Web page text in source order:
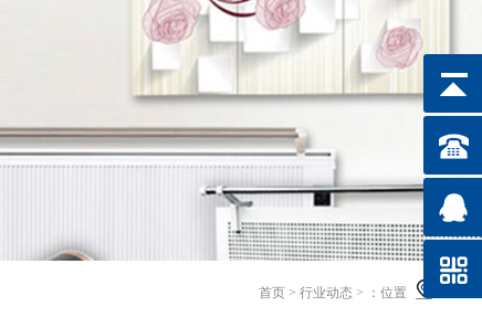
首页 >行业动态 > ：位置